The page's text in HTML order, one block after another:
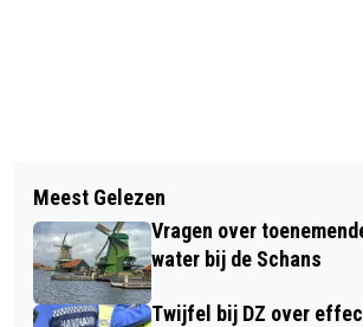
WERK AAN GÉ
VORDERT ZONDER
HOBBELS
HHNK TEVREDEN OVER
DOOR DERDEN 'GELEENDE'
Meest Gelezen
Vragen over
water bij de Schans
Twijfel bij DZ over